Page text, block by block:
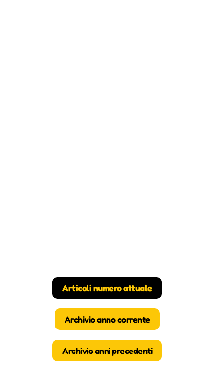
Articoli numero attuale
Archivio anno corrente
Archivio anni precedenti